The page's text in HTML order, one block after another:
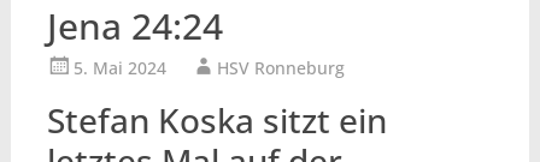
Jena 24:24
5. Mai 2024 HSV Ronneburg
Stefan Koska sitzt ein